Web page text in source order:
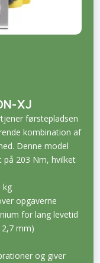
XJ
førstepladsen
kombination af
Denne model
203 Nm, hvilket
kg
opgaverne
for lang levetid
mm)
og giver